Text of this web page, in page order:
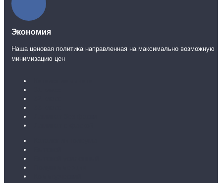
Экономия
Наша ценовая политика направленная на максимально возможную
минимизацию цен